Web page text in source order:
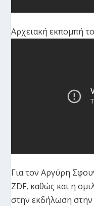
Αρχειακή εκπομπή
Για τον Αργύρη
ZDF, καθώς και η
στην εκδήλωση